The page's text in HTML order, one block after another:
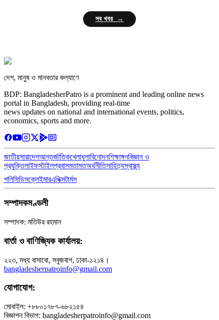
সব খবর →
দেশ, মানুষ ও মানবতার কল্যাণে
BDP: BangladesherPatro is a prominent and leading online news
portal in Bangladesh, providing real-time
news updates on national and international events, politics,
economics, sports and more.
জাতীয়সারাদেশআন্তর্জাতিকখেলাধুলাবিনোদনশিক্ষাঙ্গনবিজ্ঞান ও
প্রযুক্তিলাইফস্টাইলপ্রবাসমতামতঅর্থনীতিসাহিত্যস্বাস্থ্য
পলিসিডিসক্লেইমারএথিক্সটার্মস
সম্পাদকমণ্ডলী
সম্পাদক: মতিউর রহমান
বার্তা ও বাণিজ্যিক কার্যালয়:
২২৩, মধ্য বাসাবো, সবুজবাগ, ঢাকা-১২১৪।
bangladesherpatroinfo@gmail.com
যোগাযোগ:
মোবাইল: +৮৮০১৭৮৭-৬৮২১৫৪
বিজ্ঞাপন বিভাগ: bangladesherpatroinfo@gmail.com